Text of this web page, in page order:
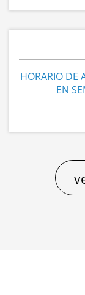
HORARIO DE
EN